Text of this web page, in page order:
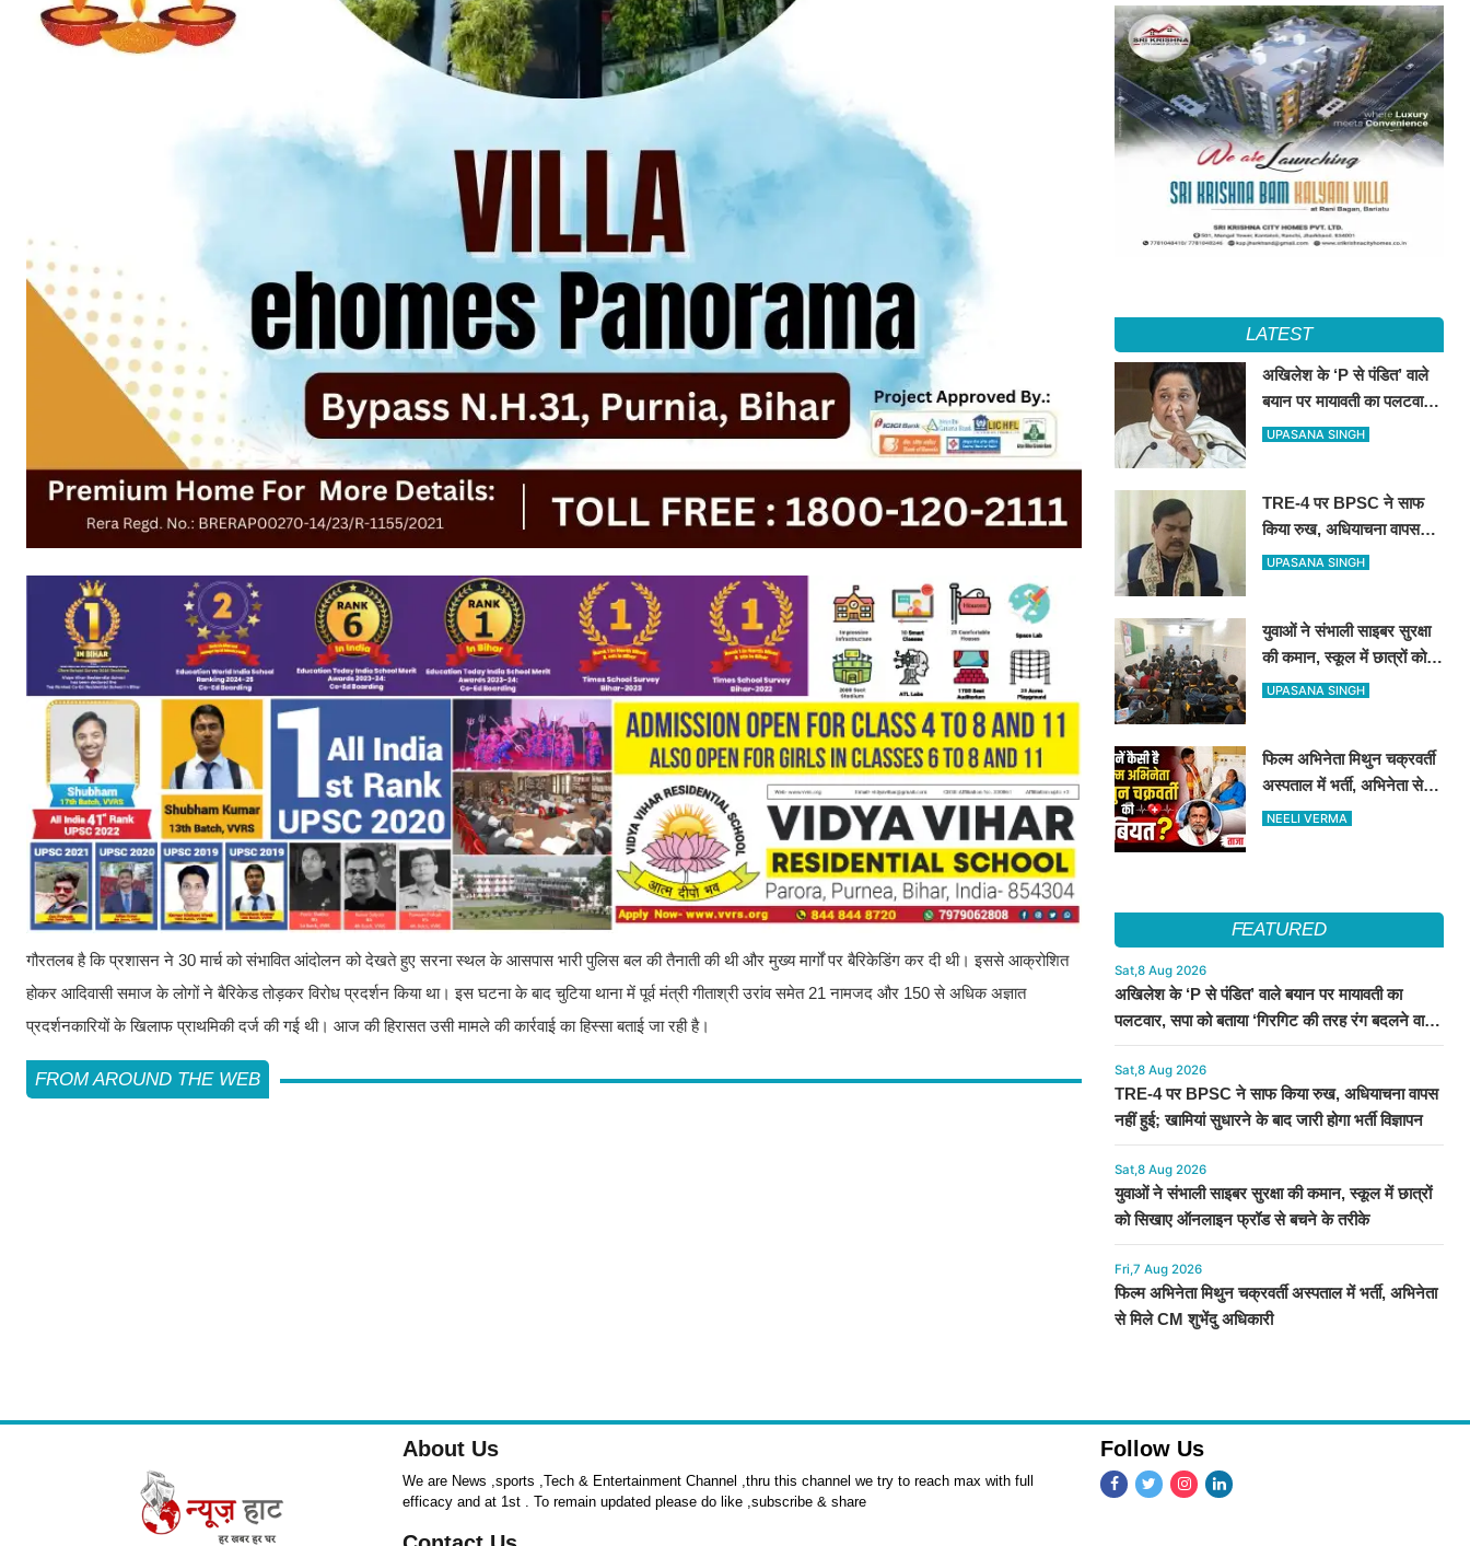
गौरतलब है कि प्रशासन ने 30 मार्च को संभावित आंदोलन को देखते हुए सरना स्थल के आसपास भारी पुलिस बल की तैनाती की थी और मुख्य मार्गों पर बैरिकेडिंग कर दी थी। इससे आक्रोशित
होकर आदिवासी समाज के लोगों ने बैरिकेड तोड़कर विरोध प्रदर्शन किया था। इस घटना के बाद चुटिया थाना में पूर्व मंत्री गीताश्री उरांव समेत 21 नामजद और 150 से अधिक अज्ञात
प्रदर्शनकारियों के खिलाफ प्राथमिकी दर्ज की गई थी। आज की हिरासत उसी मामले की कार्रवाई का हिस्सा बताई जा रही है।
FROM AROUND THE WEB
LATEST
अखिलेश के ‘P से पंडित’ वाले
बयान पर मायावती का पलटवार,
सपा को बताया ‘गिरगिट की तरह
UPASANA SINGH
TRE-4 पर BPSC ने साफ
किया रुख, अधियाचना वापस
नहीं हुई; खामियां सुधारने के बाद
UPASANA SINGH
युवाओं ने संभाली साइबर सुरक्षा
की कमान, स्कूल में छात्रों को
सिखाए ऑनलाइन फ्रॉड से
UPASANA SINGH
फिल्म अभिनेता मिथुन चक्रवर्ती
अस्पताल में भर्ती, अभिनेता से
मिले CM शुभेंदु अधिकारी
NEELI VERMA
FEATURED
Sat,8 Aug 2026
अखिलेश के ‘P से पंडित’ वाले बयान पर मायावती का
पलटवार, सपा को बताया ‘गिरगिट की तरह रंग बदलने वाली
पार्टी’
Sat,8 Aug 2026
TRE-4 पर BPSC ने साफ किया रुख, अधियाचना वापस
नहीं हुई; खामियां सुधारने के बाद जारी होगा भर्ती विज्ञापन
Sat,8 Aug 2026
युवाओं ने संभाली साइबर सुरक्षा की कमान, स्कूल में छात्रों
को सिखाए ऑनलाइन फ्रॉड से बचने के तरीके
Fri,7 Aug 2026
फिल्म अभिनेता मिथुन चक्रवर्ती अस्पताल में भर्ती, अभिनेता
से मिले CM शुभेंदु अधिकारी
About Us
We are News ,sports ,Tech & Entertainment Channel ,thru this channel we try to reach max with full
efficacy and at 1st . To remain updated please do like ,subscribe & share
Follow Us